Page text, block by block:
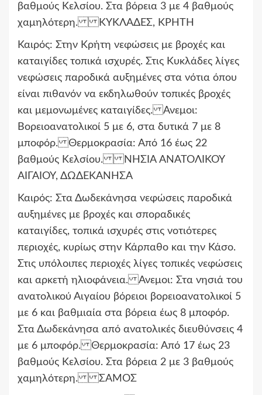
βαθμούς Κελσίου. Στα βόρεια 3 με 4 βαθμούς
χαμηλότερη. ΚΥΚΛΑΔΕΣ, ΚΡΗΤΗ
Καιρός: Στην Κρήτη νεφώσεις με βροχές και
καταιγίδες τοπικά ισχυρές. Στις Κυκλάδες λίγες
νεφώσεις παροδικά αυξημένες στα νότια όπου
είναι πιθανόν να εκδηλωθούν τοπικές βροχές
και μεμονωμένες καταιγίδες. Ανεμοι:
Βορειοανατολικοί 5 με 6, στα δυτικά 7 με 8
μποφόρ. Θερμοκρασία: Από 16 έως 22
βαθμούς Κελσίου. ΝΗΣΙΑ ΑΝΑΤΟΛΙΚΟΥ
ΑΙΓΑΙΟΥ, ΔΩΔΕΚΑΝΗΣΑ
Καιρός: Στα Δωδεκάνησα νεφώσεις παροδικά
αυξημένες με βροχές και σποραδικές
καταιγίδες, τοπικά ισχυρές στις νοτιότερες
περιοχές, κυρίως στην Κάρπαθο και την Κάσο.
Στις υπόλοιπες περιοχές λίγες τοπικές νεφώσεις
και αρκετή ηλιοφάνεια. Ανεμοι: Στα νησιά του
ανατολικού Αιγαίου βόρειοι βορειοανατολικοί 5
με 6 και βαθμιαία στα βόρεια έως 8 μποφόρ.
Στα Δωδεκάνησα από ανατολικές διευθύνσεις 4
με 6 μποφόρ. Θερμοκρασία: Από 17 έως 23
βαθμούς Κελσίου. Στα βόρεια 2 με 3 βαθμούς
χαμηλότερη. ΣΑΜΟΣ